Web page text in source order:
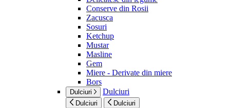
Conserve din Rosii
Zacusca
Sosuri
Ketchup
Mustar
Masline
Gem
Miere - Derivate din miere
Bors
Dulciuri Dulciuri
Dulciuri Dulciuri